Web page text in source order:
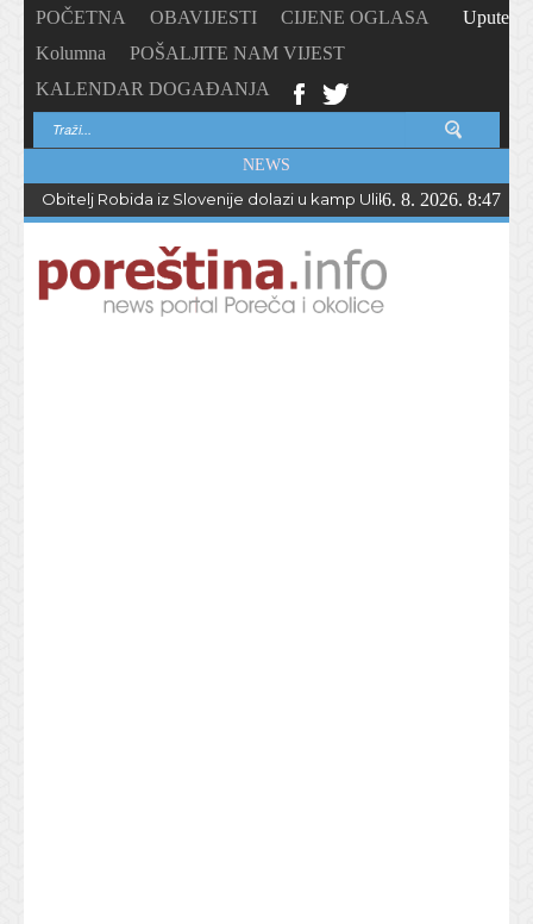
POČETNA OBAVIJESTI
CIJENE OGLASA
Kolumna
POŠALJITE NAM VIJEST
KALENDAR DOGAĐANJA
Upute
NEWS
Obitelj Robida iz Slovenije dolazi u kamp Ulika već 50 godina !
6. 8. 2026. 8:47